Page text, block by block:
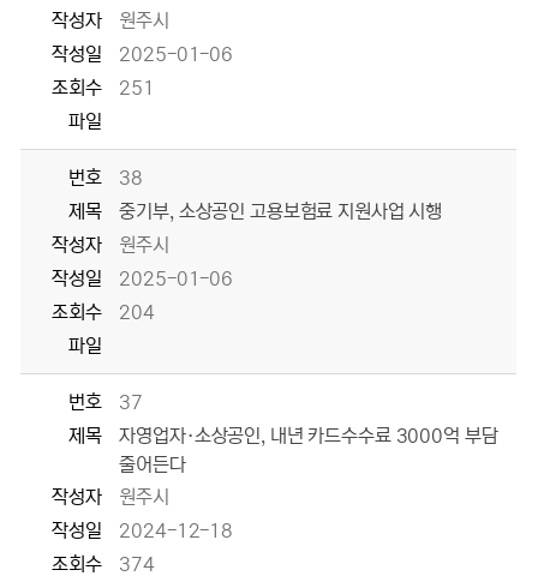
작성자
원주시
작성일
2025-01-06
조회수
251
파일
번호
38
제목
중기부, 소상공인 고용보험료 지원사업 시행
작성자
원주시
작성일
2025-01-06
조회수
204
파일
번호
37
제목
자영업자·소상공인, 내년 카드수수료 3000억 부담
줄어든다
작성자
원주시
작성일
2024-12-18
조회수
374